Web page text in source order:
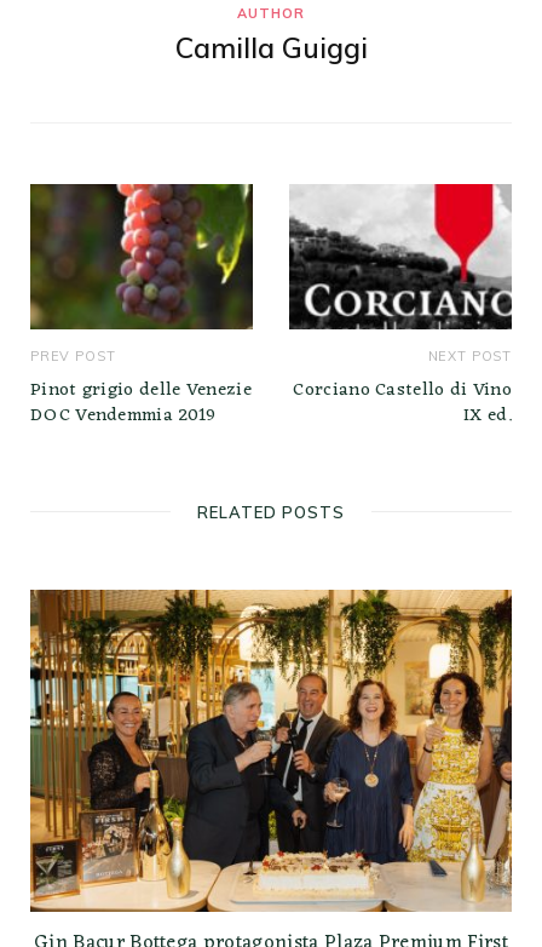
AUTHOR
Camilla Guiggi
PREV POST
Pinot grigio delle Venezie
DOC Vendemmia 2019
NEXT POST
Corciano Castello di Vino
IX ed.
RELATED POSTS